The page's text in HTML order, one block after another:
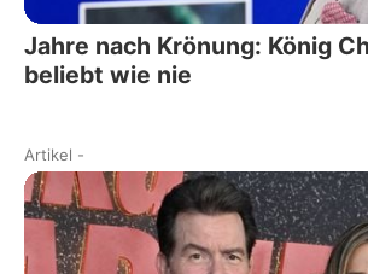
Jahre nach Krönung: König
beliebt wie nie
Artikel -